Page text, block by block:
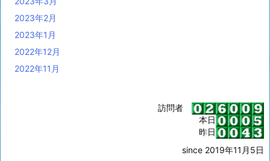
2023年2月
2023年1月
2022年12月
2022年11月
訪問者
本日
昨日
since 2019年11月5日